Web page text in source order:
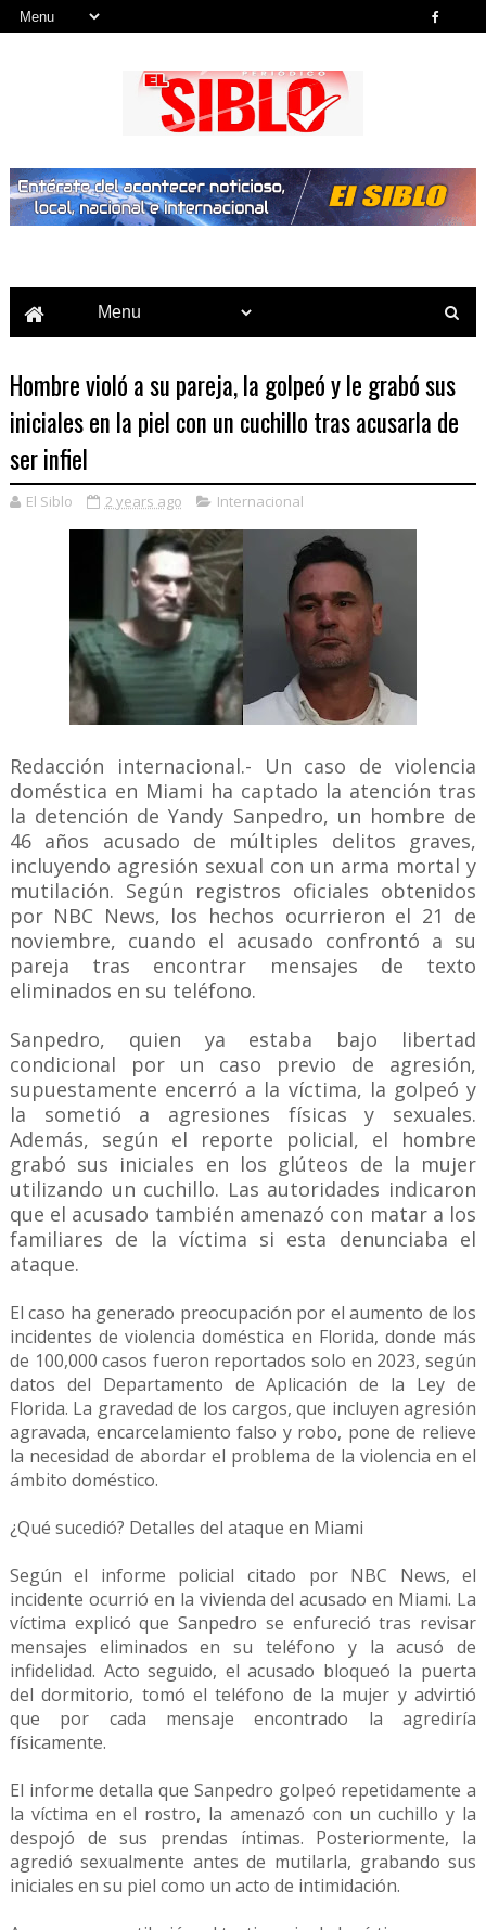
Hombre violó a su pareja, la golpeó y le grabó sus
iniciales en la piel con un cuchillo tras acusarla de
ser infiel
El Siblo 2 years ago Internacional
Redacción internacional.- Un caso de violencia
doméstica en Miami ha captado la atención tras
la detención de Yandy Sanpedro, un hombre de
46 años acusado de múltiples delitos graves,
incluyendo agresión sexual con un arma mortal y
mutilación. Según registros oficiales obtenidos
por NBC News, los hechos ocurrieron el 21 de
noviembre, cuando el acusado confrontó a su
pareja tras encontrar mensajes de texto
eliminados en su teléfono.
Sanpedro, quien ya estaba bajo libertad
condicional por un caso previo de agresión,
supuestamente encerró a la víctima, la golpeó y
la sometió a agresiones físicas y sexuales.
Además, según el reporte policial, el hombre
grabó sus iniciales en los glúteos de la mujer
utilizando un cuchillo. Las autoridades indicaron
que el acusado también amenazó con matar a los
familiares de la víctima si esta denunciaba el
ataque.
El caso ha generado preocupación por el aumento de los
incidentes de violencia doméstica en Florida, donde más
de 100,000 casos fueron reportados solo en 2023, según
datos del Departamento de Aplicación de la Ley de
Florida. La gravedad de los cargos, que incluyen agresión
agravada, encarcelamiento falso y robo, pone de relieve
la necesidad de abordar el problema de la violencia en el
ámbito doméstico.
¿Qué sucedió? Detalles del ataque en Miami
Según el informe policial citado por NBC News, el
incidente ocurrió en la vivienda del acusado en Miami. La
víctima explicó que Sanpedro se enfureció tras revisar
mensajes eliminados en su teléfono y la acusó de
infidelidad. Acto seguido, el acusado bloqueó la puerta
del dormitorio, tomó el teléfono de la mujer y advirtió
que por cada mensaje encontrado la agrediría
físicamente.
El informe detalla que Sanpedro golpeó repetidamente a
la víctima en el rostro, la amenazó con un cuchillo y la
despojó de sus prendas íntimas. Posteriormente, la
agredió sexualmente antes de mutilarla, grabando sus
iniciales en su piel como un acto de intimidación.